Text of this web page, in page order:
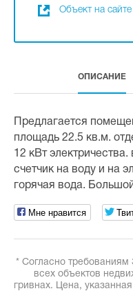
Объект на
ОПИСАНИЕ
Предлагается
площадь 22.5 кв.м.
12 кВт
счетчик на воду и на
горячая вода.
Мне нравится
* Согласно
всех объектов
гривнах. Цена,